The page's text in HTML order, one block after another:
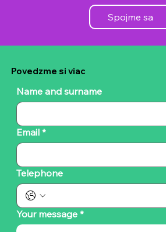
Spojme sa
Povedzme si viac
Name and surname
Email *
Telephone
Your message *